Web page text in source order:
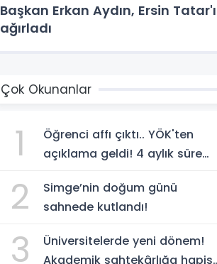
Başkan Erkan Aydın, Ersin Tatar'ı
ağırladı
Çok Okunanlar
1
Öğrenci affı çıktı.. YÖK'ten
açıklama geldi! 4 aylık süre
2
Simge’nin doğum günü
sahnede kutlandı!
3
Üniversitelerde yeni dönem!
Akademik sahtekârlığa hapis,